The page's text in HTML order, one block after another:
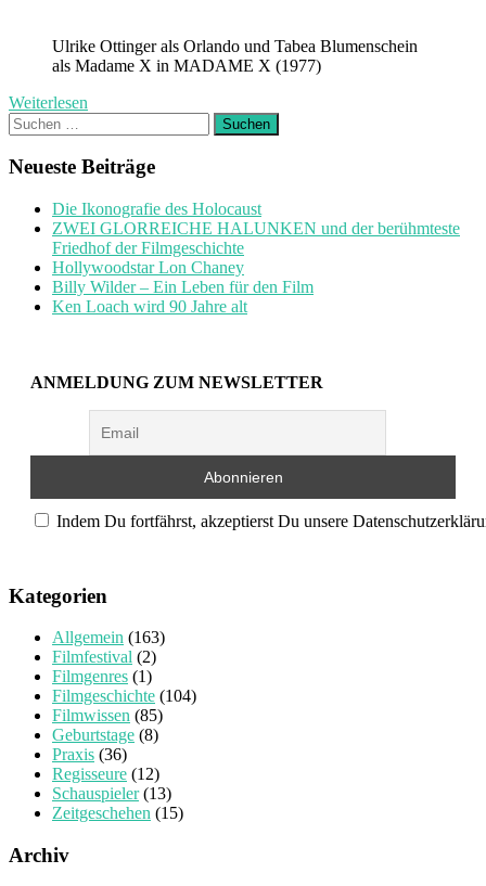
Ulrike Ottinger als Orlando und Tabea Blumenschein
als Madame X in MADAME X (1977)
Weiterlesen
Suchen
nach:
Neueste Beiträge
Die Ikonografie des Holocaust
ZWEI GLORREICHE HALUNKEN und der berühmteste
Friedhof der Filmgeschichte
Hollywoodstar Lon Chaney
Billy Wilder – Ein Leben für den Film
Ken Loach wird 90 Jahre alt
ANMELDUNG ZUM NEWSLETTER
Indem Du fortfährst, akzeptierst Du unsere
Kategorien
Allgemein (163)
Filmfestival (2)
Filmgenres (1)
Filmgeschichte (104)
Filmwissen (85)
Geburtstage (8)
Praxis (36)
Regisseure (12)
Schauspieler(13)
Zeitgeschehen (15)
Archiv